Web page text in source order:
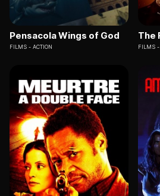
Pensacola Wings of God
FILMS ACTION
The
FILMS